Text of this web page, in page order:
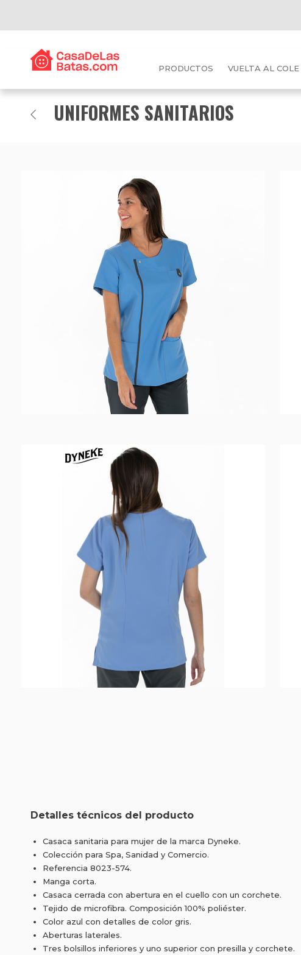
PRODUCTOS VUELTA AL COLE
UNIFORMES SANITARIOS
Detalles técnicos del producto
Casaca sanitaria para mujer de la marca Dyneke.
Colección para Spa, Sanidad y Comercio.
Referencia 8023-574.
Manga corta.
Casaca cerrada con abertura en el cuello con un corchete.
Tejido de microfibra. Composición 100% poliéster.
Color azul con detalles de color gris.
Aberturas laterales.
Tres bolsillos inferiores y uno superior con presilla y corchete.